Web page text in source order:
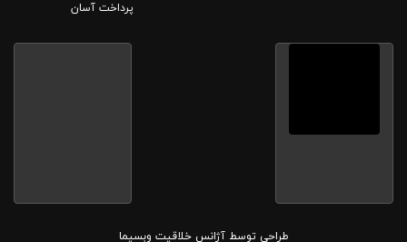
پرداخت آسان
طراحی توسطآژانس خلاقیت وبسیما